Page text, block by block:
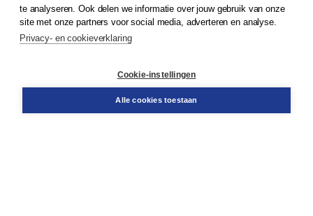
Klantenservice
Service & informatie
Contact
te analyseren. Ook delen we informatie over jouw gebruik van onze
site met onze partners voor social media, adverteren en analyse.
Privacy- en cookieverklaring
Cookie-instellingen
Alle cookies toestaan